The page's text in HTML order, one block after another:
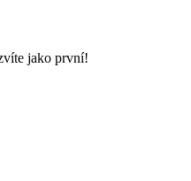
jako první!